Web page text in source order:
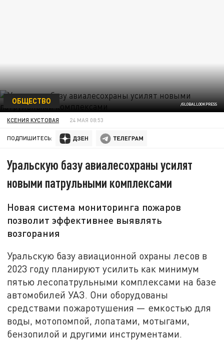
/GLOBALLOOKPRESS
ОБЩЕСТВО
КСЕНИЯ КУСТОВАЯ 24 МАЯ 08:53
ПОДПИШИТЕСЬ:
Уральскую базу авиалесохраны усилят
новыми патрульными комплексами
Новая система мониторинга пожаров
позволит эффективнее выявлять
возгорания
Уральскую базу авиационной охраны лесов в
2023 году планируют усилить как минимум
пятью лесопатрульными комплексами на базе
автомобилей УАЗ. Они оборудованы
средствами пожаротушения — емкостью для
воды, мотопомпой, лопатами, мотыгами,
бензопилой и другими инструментами.